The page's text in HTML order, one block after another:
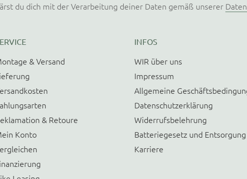
du dich mit der Verarbeitung deiner Daten gemäß unserer
& Versand
& Retoure
Konto
INFOS
WIR über uns
Impressum
Allgemeine
Datenschutzerklärung
Widerrufsbelehrung
Batteriegesetz und Entsorgung
Karriere